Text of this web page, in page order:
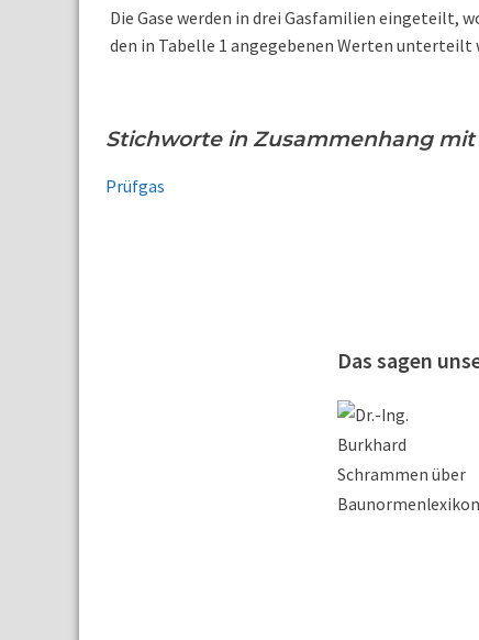
Die Gase werden in drei Gasfamilien eingeteilt,
den in Tabelle 1 angegebenen Werten unterteilt
Stichworte in Zusammenhang mit
Prüfgas
Das sagen